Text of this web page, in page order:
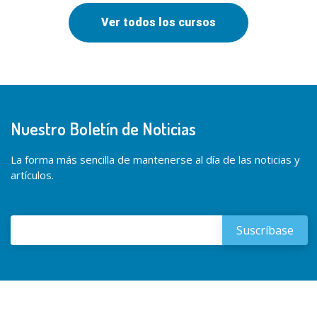
Ver todos los cursos
Nuestro Boletín de Noticias
La forma más sencilla de mantenerse al día de las noticias y
artículos.